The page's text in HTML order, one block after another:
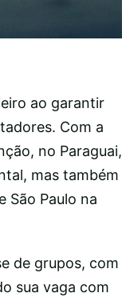
ao garantir
Com a
no Paraguai,
mas também
São Paulo na
de grupos, com
sua vaga com